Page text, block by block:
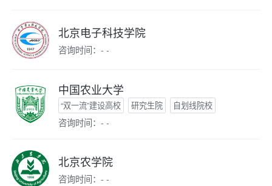
北京电子科技学院
咨询时间：- -
中国农业大学
“双一流”建设高校 研究生院 自划线院校
咨询时间：- -
北京农学院
咨询时间：- -